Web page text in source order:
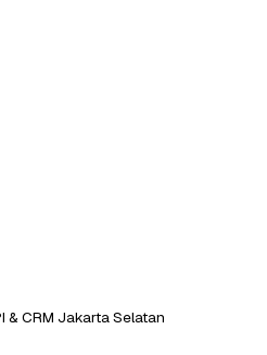
& CRM Jakarta Selatan